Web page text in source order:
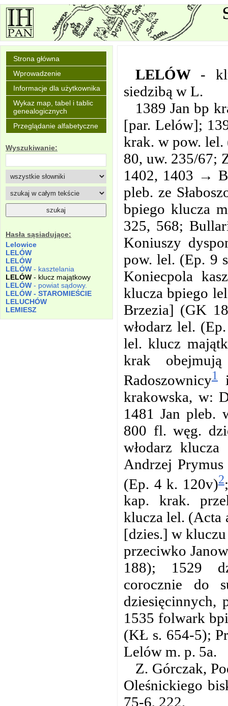
Strona główna
Wprowadzenie
Informacje dla użytkownika
Wykaz map, tabel i tablic
genealogicznych
Przeglądanie alfabetyczne
Wyszukiwanie:
Hasła sąsiadujące:
Lelowice
LELÓW
LELÓW
LELÓW - kasztelania
LELÓW - klucz majątkowy
LELÓW - powiat sądowy.
LELÓW - STAROMIEŚCIE
LELUCHÓW
LEMIESZ
LELÓW -
siedzibą w L.
1389 Jan bp
[par. Lelów];
krak. w pow. lel.
80, uw. 235/67;
1402, 1403 →
pleb. ze
bpiego klucza
325, 568;
Koniuszy
pow. lel. (Ep. 9
Koniecpola
klucza bpiego
Brzezia] (GK
włodarz lel.
lel. klucz
krak
Radoszownicy1
krakowska, w:
1481 Jan pleb.
800 fl. węg.
włodarz
Andrzej
(Ep. 4 k. 120v)2
kap. krak.
klucza lel. (Acta
[dzies.] w
przeciwko
188); 1529
corocznie do
dziesięcinnych,
1535 folwark
(KŁ s. 654-5);
Lelów m. p. 5a.
Z. Górczak,
Oleśnickiego
75-6, 222.